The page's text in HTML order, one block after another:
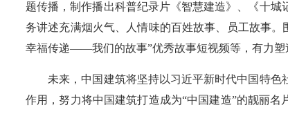
题传播，制作播出科普纪录片《智慧建造》、《十
务讲述充满烟火气、人情味的百姓故事、员工故事
幸福传递——我们的故事”优秀故事短视频等，有力塑
未来，中国建筑将坚持以习近平新时代中国特色
作用，努力将中国建筑打造成为“中国建造”的靓丽